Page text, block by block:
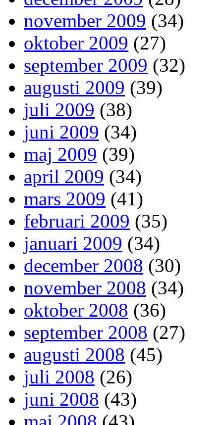
november 2009 (34)
oktober 2009 (27)
september 2009 (32)
augusti 2009 (39)
juli 2009 (38)
juni 2009 (34)
maj 2009 (39)
april 2009 (34)
mars 2009 (41)
februari 2009 (35)
januari 2009 (34)
december 2008 (30)
november 2008 (34)
oktober 2008 (36)
september 2008 (27)
augusti 2008 (45)
juli 2008 (26)
juni 2008 (43)